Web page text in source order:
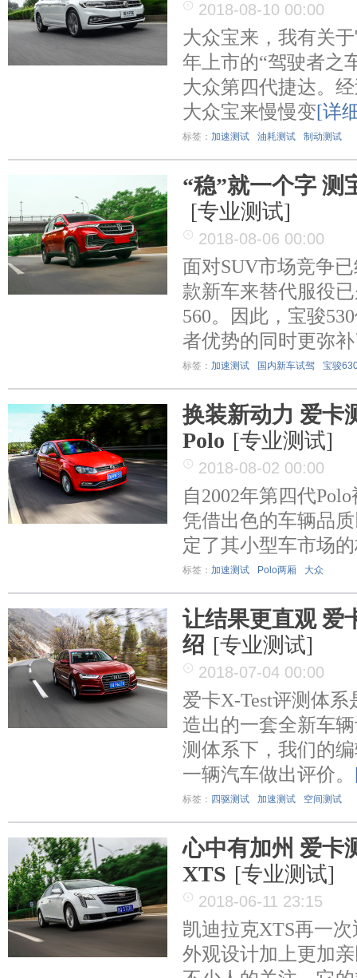
2018-08-10 00:00
大众宝来，我有关
年上市的“驾驶者之
大众第四代捷达。
大众宝来慢慢变[详
标签： 加速测试 油耗测试 制动测试
“稳”就一个字 测
[专业测试]
2018-08-06 00:00
面对SUV市场竞争
款新车来替代服役
560。因此，宝骏
者优势的同时更弥
标签： 加速测试 国内新车试驾 宝骏
换装新动力 爱卡
Polo [专业测试]
2018-08-02 00:00
自2002年第四代
凭借出色的车辆品
定了其小型车市场
标签： 加速测试 Polo两厢 大众
让结果更直观 爱
绍 [专业测试]
2018-07-04 00:00
爱卡X-Test评测体
造出的一套全新车
测体系下，我们的
一辆汽车做出评价。
标签： 四驱测试 加速测试 空间测试
心中有加州 爱卡
XTS [专业测试]
2018-06-11 23:15
凯迪拉克XTS再一
外观设计加上更加